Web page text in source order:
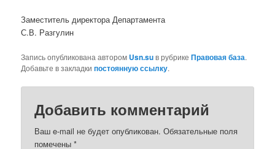
Заместитель директора Департамента
С.В. Разгулин
Запись опубликована автором Usn.suв рубрикеПравовая база.
Добавьте в закладкипостоянную ссылку.
Добавить комментарий
Ваш e-mail не будет опубликован. Обязательные поля
помечены*